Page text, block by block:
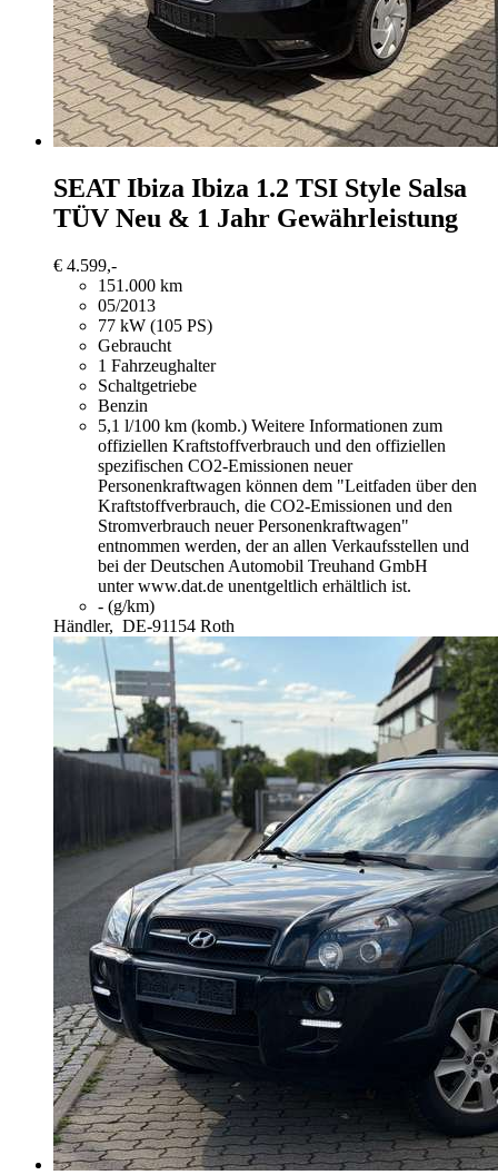
SEAT Ibiza Ibiza 1.2 TSI Style Salsa
TÜV Neu & 1 Jahr Gewährleistung
€ 4.599,-
151.000 km
05/2013
77 kW (105 PS)
Gebraucht
1 Fahrzeughalter
Schaltgetriebe
Benzin
5,1 l/100 km (komb.) Weitere Informationen zum
offiziellen Kraftstoffverbrauch und den offiziellen
spezifischen CO2-Emissionen neuer
Personenkraftwagen können dem "Leitfaden über den
Kraftstoffverbrauch, die CO2-Emissionen und den
Stromverbrauch neuer Personenkraftwagen"
entnommen werden, der an allen Verkaufsstellen und
bei der Deutschen Automobil Treuhand GmbH
unter www.dat.de unentgeltlich erhältlich ist.
- (g/km)
Händler, DE-91154 Roth